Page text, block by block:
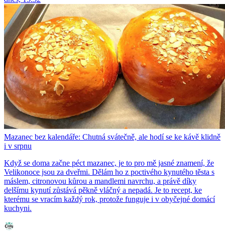
Mazanec bez kalendáře: Chutná svátečně, ale hodí se ke kávě klidně
i v srpnu
Když se doma začne péct mazanec, je to pro mě jasné znamení, že
Velikonoce jsou za dveřmi. Dělám ho z poctivého kynutého těsta s
máslem, citronovou kůrou a mandlemi navrchu, a právě díky
delšímu kynutí zůstává pěkně vláčný a nepadá. Je to recept, ke
kterému se vracím každý rok, protože funguje i v obyčejné domácí
kuchyni.